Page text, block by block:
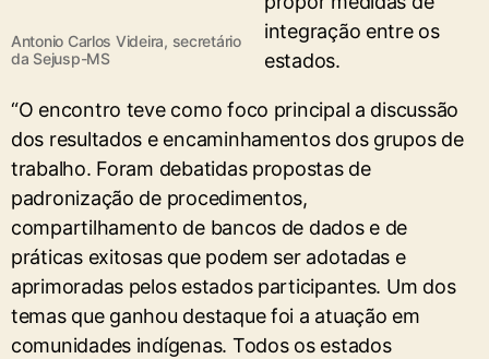
Antonio Carlos Videira, secretário
da Sejusp-MS
integração entre os
estados.
“O encontro teve como foco principal a discussão
dos resultados e encaminhamentos dos grupos de
trabalho. Foram debatidas propostas de
padronização de procedimentos,
compartilhamento de bancos de dados e de
práticas exitosas que podem ser adotadas e
aprimoradas pelos estados participantes. Um dos
temas que ganhou destaque foi a atuação em
comunidades indígenas. Todos os estados